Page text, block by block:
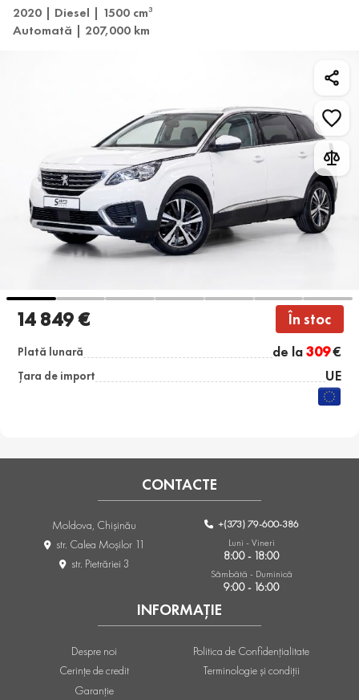
2020 | Diesel | 1500 cm3
Automată | 207,000 km
14 849 € În stoc
Plată lunară de la309€
Țara de import UE
INFORMAȚIE
Despre noi
Cerințe de credit
Garanție
Politica de Confidențialitate
Terminologie și condiții
CONTACTE
Moldova, Chişinău
str. Calea Moşilor 11
str. Pietrăriei 3
+(373) 79-600-386
Luni - Vineri
8:00 - 18:00
Sâmbătă - Duminică
9:00 - 16:00